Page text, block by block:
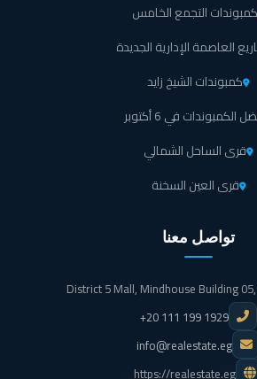
كمبوندات التجمع الخامس
العاصمة الإدارية الجديدة
كمبوندات الشيخ زايد
الكمبوندات في 6 أكتوبر
قرى الساحل الشمالي
قرى العين السخنة
تواصل معنا
District 5 Mall, Mindhouse Building
+20 111 199 1929
info@realestate.eg
https://realestate.eg